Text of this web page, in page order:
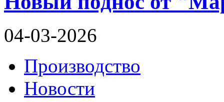
04-03-2026
Производство
Новости